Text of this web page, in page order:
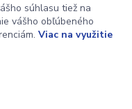
súhlasu tiež na
vášho obľúbeného
Viac na využitie